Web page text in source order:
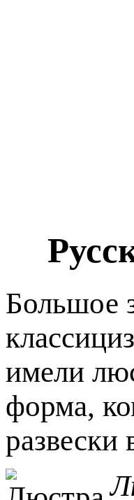
Большое
имели
форма,